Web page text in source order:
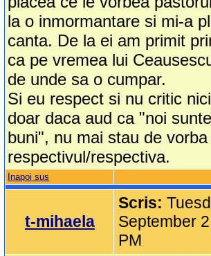
la o inmormantare si mi-a
canta. De la ei am primit
ca pe vremea lui
de unde sa o cumpar.
Si eu respect si nu critic
doar daca aud ca "noi
buni", nu mai stau de vorba
respectivul/respectiva.
Inapoi sus
t-mihaela
Scris:
September
PM